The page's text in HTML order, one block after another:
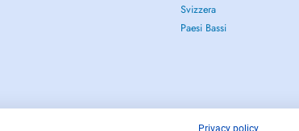
Svizzera
Paesi Bassi
Privacy policy